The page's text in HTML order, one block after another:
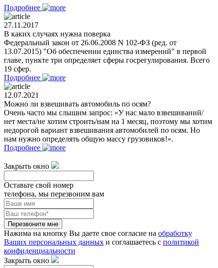
Подробнее
27.11.2017
В каких случаях нужна поверка
Федеральный закон от 26.06.2008 N 102-ФЗ (ред. от
13.07.2015) "Об обеспечении единства измерений" в первой
главе, пункте три определяет сферы госрегулирования. Всего
19 сфер.
Подробнее
12.07.2021
Можно ли взвешивать автомобиль по осям?
Очень часто мы слышим запрос: «У нас мало взвешиваний/
нет места/не хотим строить/нам на 1 месяц, поэтому мы хотим
недорогой вариант взвешивания автомобилей по осям. Но
нам нужно определять общую массу грузовиков!».
Подробнее
Закрыть окно
Оставьте свой номер
телефона, мы перезвоним вам
Перезвоните мне
Нажима на кнопку Вы даете свое согласие на обработку
Ваших персональных данных и соглашаетесь с политикой
конфиденциальности
Закрыть окно